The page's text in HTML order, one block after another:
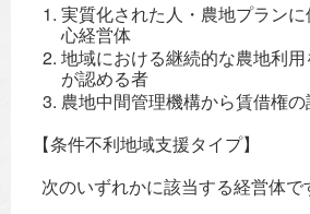
実質化された人・農地プラン
心経営体
地域における継続的な農地利
が認める者
農地中間管理機構から賃借権
【条件不利地域支援タイプ】
次のいずれかに該当する経営体で